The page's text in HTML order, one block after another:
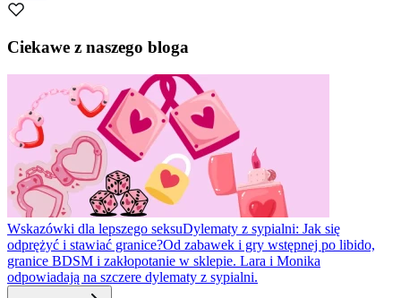
Ciekawe z naszego bloga
Wskazówki dla lepszego seksuDylematy z sypialni: Jak się
odprężyć i stawiać granice?Od zabawek i gry wstępnej po libido,
granice BDSM i zakłopotanie w sklepie. Lara i Monika
odpowiadają na szczere dylematy z sypialni.